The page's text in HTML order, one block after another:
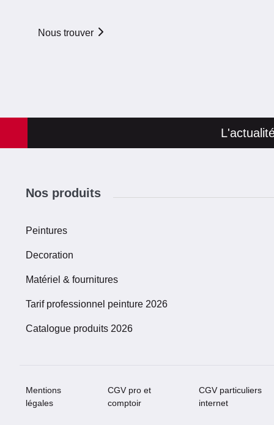
Nous trouver
Nos produits
Peintures
Decoration
Matériel & fournitures
Tarif professionnel peinture 2026
Catalogue produits 2026
Mentions
légales
CGV pro et
comptoir
CGV particuliers
internet